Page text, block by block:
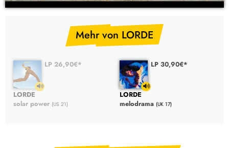
YouTube Video: LORDE – solar power (LP Vinyl)
Mehr von LORDE
LP 26,90€*
LORDE
solar power (US 21)
LP 30,90€*
LORDE
melodrama (UK 17)